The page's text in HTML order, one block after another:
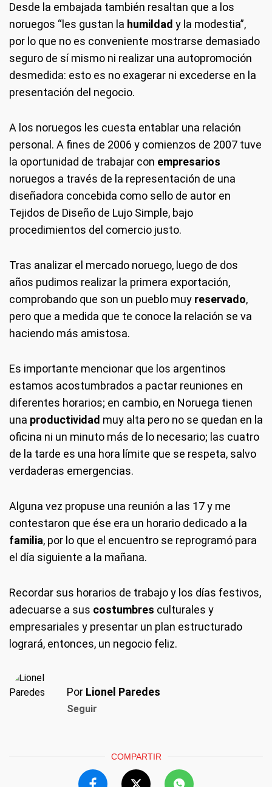
Desde la embajada también resaltan que a los
noruegos “les gustan la humildad y la modestia”,
por lo que no es conveniente mostrarse demasiado
seguro de sí mismo ni realizar una autopromoción
desmedida: esto es no exagerar ni excederse en la
presentación del negocio.
A los noruegos les cuesta entablar una relación
personal. A fines de 2006 y comienzos de 2007 tuve
la oportunidad de trabajar con empresarios
noruegos a través de la representación de una
diseñadora concebida como sello de autor en
Tejidos de Diseño de Lujo Simple, bajo
procedimientos del comercio justo.
Tras analizar el mercado noruego, luego de dos
años pudimos realizar la primera exportación,
comprobando que son un pueblo muy reservado,
pero que a medida que te conoce la relación se va
haciendo más amistosa.
Es importante mencionar que los argentinos
estamos acostumbrados a pactar reuniones en
diferentes horarios; en cambio, en Noruega tienen
una productividad muy alta pero no se quedan en la
oficina ni un minuto más de lo necesario; las cuatro
de la tarde es una hora límite que se respeta, salvo
verdaderas emergencias.
Alguna vez propuse una reunión a las 17 y me
contestaron que ése era un horario dedicado a la
familia, por lo que el encuentro se reprogramó para
el día siguiente a la mañana.
Recordar sus horarios de trabajo y los días festivos,
adecuarse a sus costumbres culturales y
empresariales y presentar un plan estructurado
logrará, entonces, un negocio feliz.
Por Lionel Paredes
Seguir
COMPARTIR